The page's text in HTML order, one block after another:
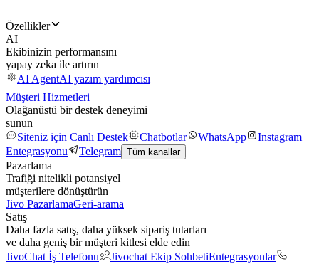
Özellikler
AI
Ekibinizin performansını
yapay zeka ile artırın
AI AgentAI yazım yardımcısı
Müşteri Hizmetleri
Olağanüstü bir destek deneyimi
sunun
Siteniz için Canlı Destek
Chatbotlar WhatsApp
Instagram
Entegrasyonu
Telegram Tüm kanallar
Pazarlama
Trafiği nitelikli potansiyel
müşterilere dönüştürün
Jivo PazarlamaGeri-arama
Satış
Daha fazla satış, daha yüksek sipariş tutarları
ve daha geniş bir müşteri kitlesi elde edin
JivoChat İş Telefonu
Jivochat Ekip SohbetiEntegrasyonlar